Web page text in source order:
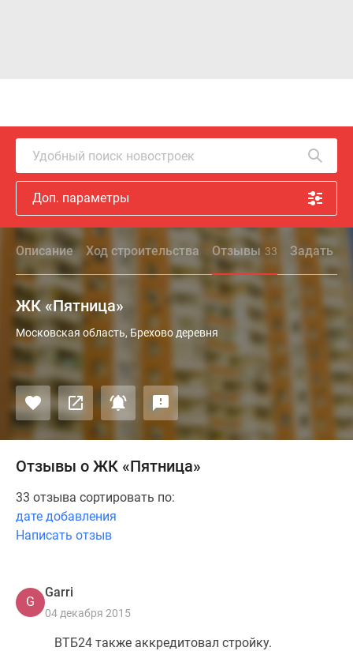
Удобный поиск новостроек
Доп. параметры
Описание Ход строительства Отзывы 33 Задать
ЖК «Пятница»
Московская область, Брехово деревня
Отзывы о ЖК «Пятница»
33 отзыва сортировать по:
дате добавления
Написать отзыв
G
Garri
04 декабря 2015
ВТБ24 также аккредитовал стройку.